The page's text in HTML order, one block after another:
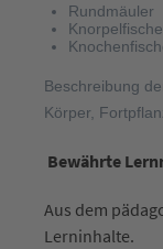
Rundmäuler
Beschreibung
Körper,
Bewährte
Aus dem
Lerninhalte.